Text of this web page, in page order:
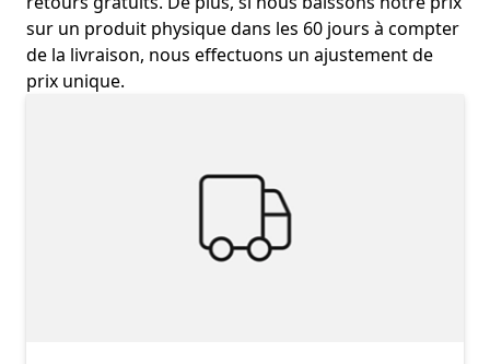
sur un produit physique dans les 60 jours à compter
de la livraison, nous effectuons un ajustement de
prix unique.